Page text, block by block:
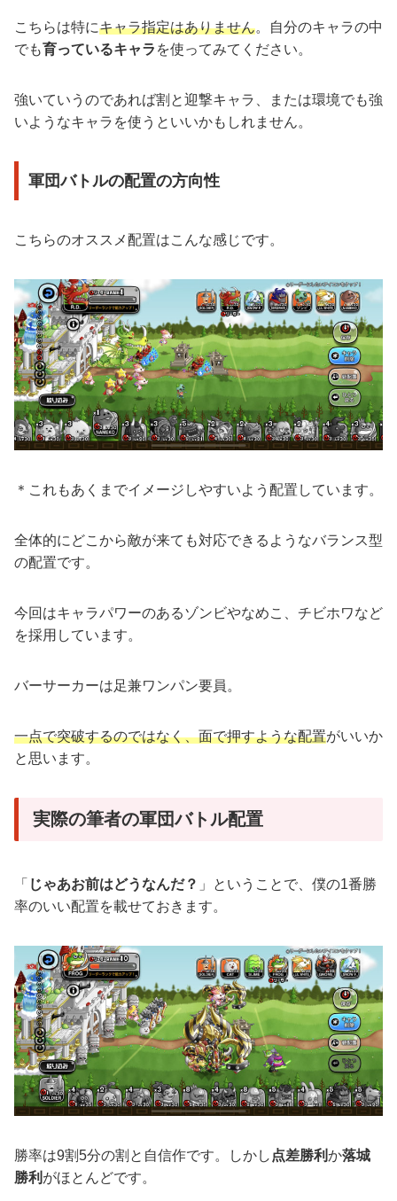
こちらは特にキャラ指定はありません。自分のキャラの中
でも育っているキャラ を使ってみてください。
強いていうのであれば割と迎撃キャラ、または環境でも強
いようなキャラを使うといいかもしれません。
軍団バトルの配置の方向性
こちらのオススメ配置はこんな感じです。
＊これもあくまでイメージしやすいよう配置しています。
全体的にどこから敵が来ても対応できるようなバランス型
の配置です。
今回はキャラパワーのあるゾンビやなめこ、チビホワなど
を採用しています。
バーサーカーは足兼ワンパン要員。
一点で突破するのではなく、面で押すような配置がいいか
と思います。
実際の筆者の軍団バトル配置
「 じゃあお前はどうなんだ？ 」ということで、僕の1番勝
率のいい配置を載せておきます。
勝率は9割5分の割と自信作です。しかし 点差勝利か落城
勝利 がほとんどです。